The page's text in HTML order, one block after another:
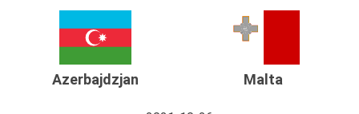
Azerbajdzjan Malta